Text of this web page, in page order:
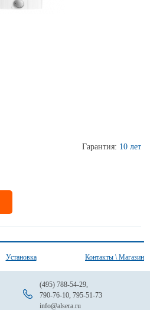
Гарантия: 10 лет
Установка Контакты \ Магазин
(495) 788-54-29,
790-76-10, 795-51-73
info@alsera.ru